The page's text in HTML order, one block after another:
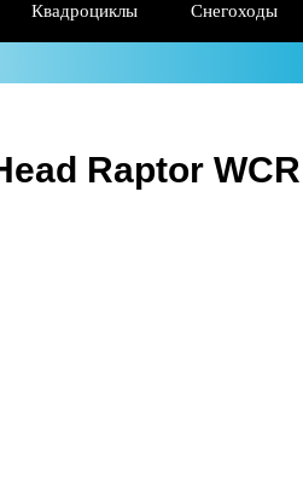
Квадроциклы Снегоходы
Raptor WCR